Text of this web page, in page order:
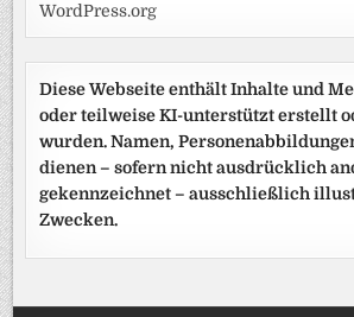
WordPress.org
Diese Webseite enthält Inhalte und
oder teilweise KI-unterstützt erstellt
wurden. Namen,
dienen – sofern nicht ausdrücklich
gekennzeichnet – ausschließlich
Zwecken.